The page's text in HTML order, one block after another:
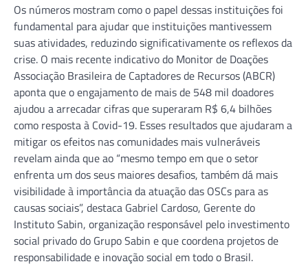
Os números mostram como o papel dessas instituições foi
fundamental para ajudar que instituições mantivessem
suas atividades, reduzindo significativamente os reflexos da
crise. O mais recente indicativo do Monitor de Doações
Associação Brasileira de Captadores de Recursos (ABCR)
aponta que o engajamento de mais de 548 mil doadores
ajudou a arrecadar cifras que superaram R$ 6,4 bilhões
como resposta à Covid-19. Esses resultados que ajudaram a
mitigar os efeitos nas comunidades mais vulneráveis
revelam ainda que ao “mesmo tempo em que o setor
enfrenta um dos seus maiores desafios, também dá mais
visibilidade à importância da atuação das OSCs para as
causas sociais”, destaca Gabriel Cardoso, Gerente do
Instituto Sabin, organização responsável pelo investimento
social privado do Grupo Sabin e que coordena projetos de
responsabilidade e inovação social em todo o Brasil.